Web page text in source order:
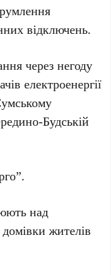
відключень.
через негоду
електроенергії
Будській
над
жителів